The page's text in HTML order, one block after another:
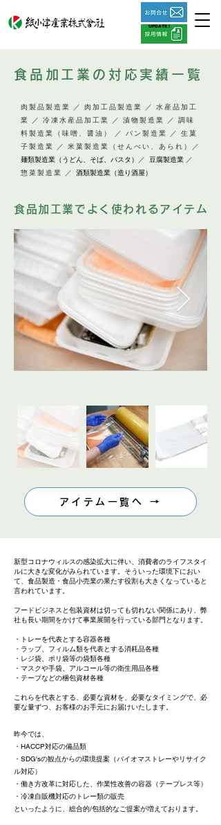
UPDATE !
食品加工業の対応実績一覧
肉製品製造業 ／ 肉加工品製造業 ／ 水産品加工
業 ／ 冷凍水産品加工業 ／ 漬物製造業 ／ 調味
料製造業（味噌、醤油） ／ パン製造業 ／ 生菓
子製造業 ／ 米菓製造業（せんべい、あられ）／
麺類製造業（うどん、そば、パスタ） ／ 豆腐製造業 ／
惣菜製造業 ／ 酒類製造業（造り酒屋）
食品加工業でよく使われるアイテム
アイテム一覧へ →
新型コロナウィルスの感染拡大に伴い、消費者のライフスタイ
ルに大きな変化がみられています。そういった環境下におい
て、食品製造・食品小売業の果たす役割も大きくなっていると
言われています。
フードビジネスと包装資材は切っても切れない関係にあり、弊
社も長い期間をかけて事業展開を行っている部門となります。
・トレーを代表とする容器各種
・ラップ、フィルム類を代表とする消耗品各種
・レジ袋、ポリ袋等の袋類各種
・マスクや手袋、アルコール等の衛生用品各種
・テープなどの梱包資材各種
これらを代表とする、必要な資材を、必要なタイミングで、必
要な量ずつ、お客様のお手元にお届けいたします。
昨今では、
・HACCP対応の備品類
・SDG'sの観点からの環境提案（バイオマストレーやリサイク
ル対応）
・働き方改革に対応した、作業性改善の容器（テープレス等）
・冷凍自販機対応のトレー類の販売
といったように、総合的/包括的なご提案が増えております。